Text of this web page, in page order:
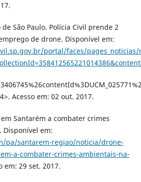
São Paulo. Polícia Civil prende 2
de drone. Disponível em:
portal/faces/pages_noticias/
Acesso em: 02 out. 2017.
Santarém a combater crimes
Disponível em:
pa/santarem-regiao/noticia/drone-
a-combater-crimes-ambientais-na-
em: 29 set. 2017.